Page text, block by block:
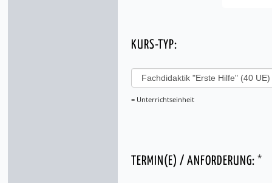
KURS-TYP:
= Unterrichtseinheit
TERMIN(E) / ANFORDERUNG: *